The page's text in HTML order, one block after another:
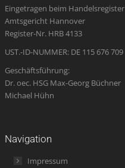
new
window
new
window
new
window
in
new
window
new
Eingetragen beim Handelsregister
Amtsgericht Hannover
Register-Nr. HRB 4133
UST.-ID-NUMMER: DE 115 676 709
Geschäftsführung:
Dr. oec. HSG Max-Georg Büchner
Michael Hühn
Navigation
Impressum